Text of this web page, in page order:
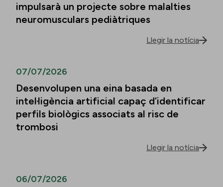
impulsarà un projecte sobre malalties
neuromusculars pediàtriques
Llegir la notícia
07/07/2026
Desenvolupen una eina basada en
intel·ligència artificial capaç d’identificar
perfils biològics associats al risc de
trombosi
Llegir la notícia
06/07/2026